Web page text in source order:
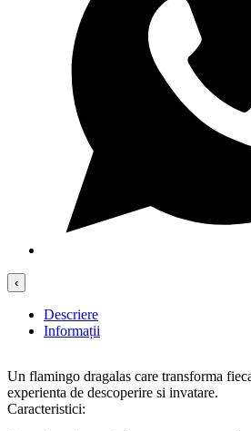
‹
Descriere
Informații
Un flamingo dragalas care transforma
experienta de descoperire si invatare.
Caracteristici: